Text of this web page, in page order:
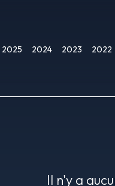
2025 2024 2023 2022
Il n'y a